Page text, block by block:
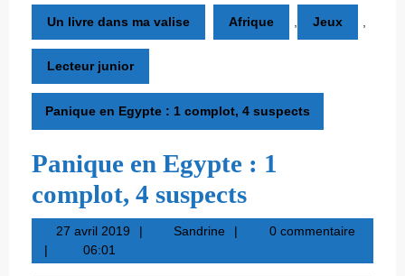
menu
Un livre dans ma valise Afrique Jeux
Lecteur junior
Panique en Egypte : 1 complot, 4 suspects
Panique en Egypte : 1
complot, 4 suspects
27 avril 201927
2019
SandrineSandrine0 commentaire
06:01